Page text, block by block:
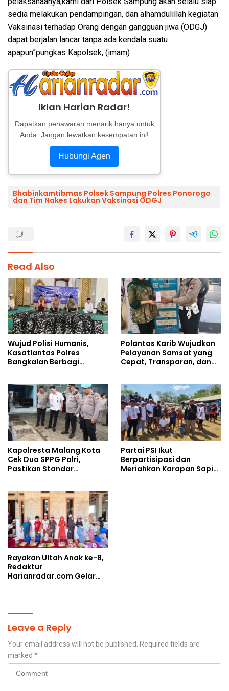
sedia melakukan pendampingan, dan alhamdulillah kegiatan
Vaksinasi terhadap Orang dengan gangguan jiwa (ODGJ)
dapat berjalan lancar tanpa ada kendala suatu
apapun”pungkas Kapolsek, (imam)
Iklan Harian Radar!
Dapatkan penawaran menarik hanya untuk
Anda. Jangan lewatkan kesempatan ini!
Hubungi Agen
Bhabinkamtibmas Polsek Sampung Polres Ponorogo
dan Tim Nakes Lakukan Vaksinasi ODGJ
Read Also
Wujud Polisi Humanis,
Kasatlantas Polres
Bangkalan Berbagi
Ahmad Ibrahim
Polantas Karib Wujudkan
Pelayanan Samsat yang
Cepat, Transparan, dan
Kapolresta Malang Kota
Cek Dua SPPG Polri,
Pastikan Standar
Berjalan Optimal
Partai PSI Ikut
Berpartisipasi dan
Meriahkan Karapan Sapi
Rayakan Ultah Anak ke-8,
Redaktur
Harianradar.com Gelar
Leave a Reply
Your email address will not be published.
Required fields are
marked *